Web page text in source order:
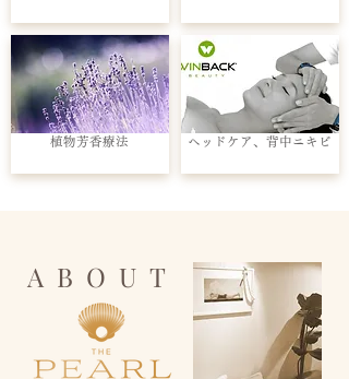
植物芳香療法 ヘッドケア、背中ニキビ
ABOUT